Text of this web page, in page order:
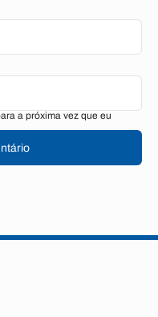
a próxima vez que eu